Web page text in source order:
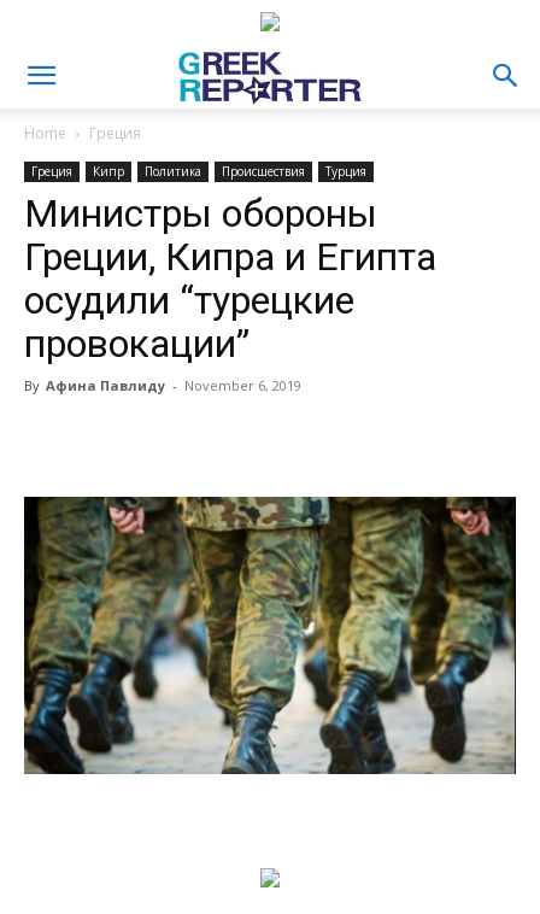
Home Греция
Греция Кипр Политика Происшествия Турция
Министры обороны
Греции, Кипра и Египта
осудили “турецкие
провокации”
By Афина Павлиду - November 6, 2019